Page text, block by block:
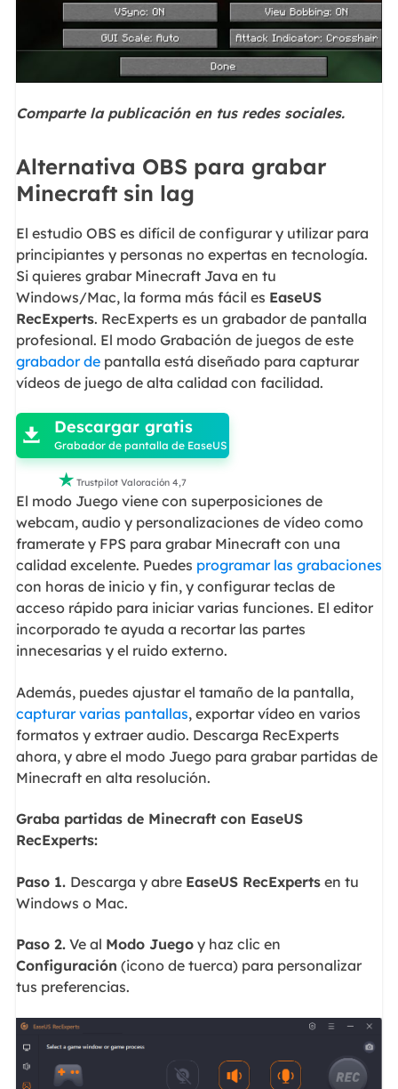
Comparte la publicación en tus redes sociales.
Alternativa OBS para grabar
Minecraft sin lag
El estudio OBS es difícil de configurar y utilizar para
principiantes y personas no expertas en tecnología.
Si quieres grabar Minecraft Java en tu
Windows/Mac, la forma más fácil es EaseUS
RecExperts. RecExperts es un grabador de pantalla
profesional. El modo Grabación de juegos de este
grabador depantalla está diseñado para capturar
vídeos de juego de alta calidad con facilidad.

 Descargar gratis
Grabador de pantalla de EaseUS
 Trustpilot Valoración 4,7
El modo Juego viene con superposiciones de
webcam, audio y personalizaciones de vídeo como
framerate y FPS para grabar Minecraft con una
calidad excelente. Puedes programar las grabaciones
con horas de inicio y fin, y configurar teclas de
acceso rápido para iniciar varias funciones. El editor
incorporado te ayuda a recortar las partes
innecesarias y el ruido externo.
Además, puedes ajustar el tamaño de la pantalla,
capturar varias pantallas, exportar vídeo en varios
formatos y extraer audio. Descarga RecExperts
ahora, y abre el modo Juego para grabar partidas de
Minecraft en alta resolución.
Graba partidas de Minecraft con EaseUS
RecExperts:
Paso 1. Descarga y abre EaseUS RecExpertsen tu
Windows o Mac.
Paso 2.Ve al Modo Juegoy haz clic en
Configuración (icono de tuerca) para personalizar
tus preferencias.